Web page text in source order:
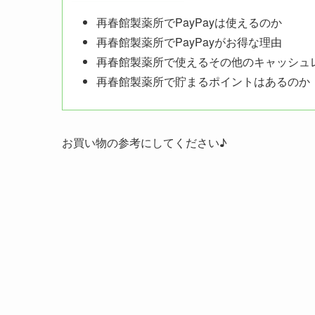
再春館製薬所でPayPayは使えるのか
再春館製薬所でPayPayがお得な理由
再春館製薬所で使えるその他のキャッシュ
再春館製薬所で貯まるポイントはあるのか
お買い物の参考にしてください♪